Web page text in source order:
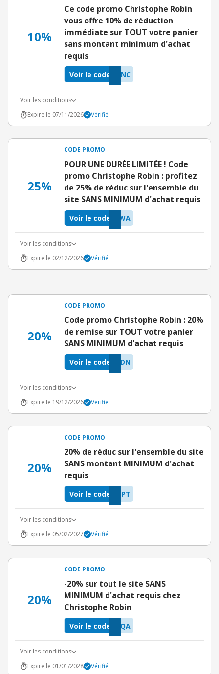
10%
Ce code promo Christophe Robin
vous offre 10% de réduction
immédiate sur TOUT votre panier
sans montant minimum d'achat
requis
ONC
Voir le code
Voir les conditions
Expire le 07/11/2026
Vérifié
25%
CODE PROMO
POUR UNE DURÉE LIMITÉE ! Code
promo Christophe Robin : profitez
de 25% de réduc sur l'ensemble du
site SANS MINIMUM d'achat requis
DWA
Voir le code
Voir les conditions
Expire le 02/12/2026
Vérifié
20%
CODE PROMO
Code promo Christophe Robin : 20%
de remise sur TOUT votre panier
SANS MINIMUM d'achat requis
GDN
Voir le code
Voir les conditions
Expire le 19/12/2026
Vérifié
20%
CODE PROMO
20% de réduc sur l'ensemble du site
SANS montant MINIMUM d'achat
requis
UPT
Voir le code
Voir les conditions
Expire le 05/02/2027
Vérifié
20%
CODE PROMO
-20% sur tout le site SANS
MINIMUM d'achat requis chez
Christophe Robin
NQA
Voir le code
Voir les conditions
Expire le 01/01/2028
Vérifié